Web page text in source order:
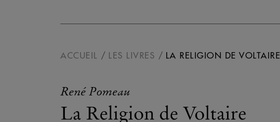
ACCUEIL LES LIVRES LA RELIGION DE VOLTAIRE
René Pomeau
La Religion de Voltaire